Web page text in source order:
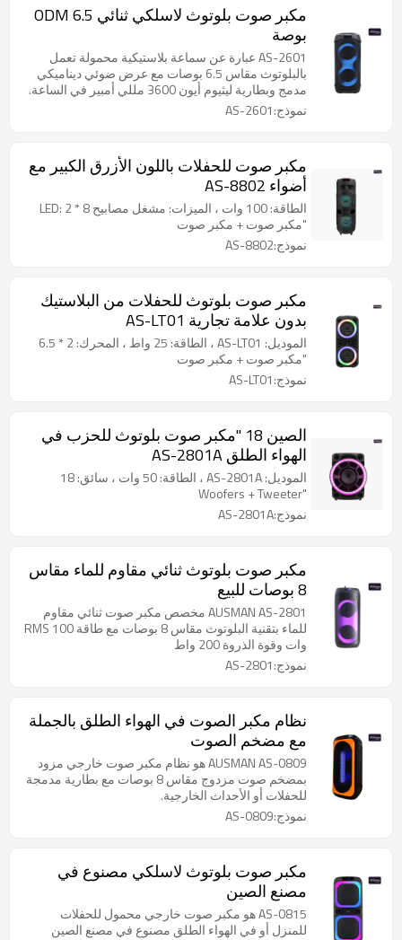
مكبر صوت بلوتوث لاسلكي ثنائي ODM 6.5
بوصة
AS-2601 عبارة عن سماعة بلاستيكية محمولة تعمل
بالبلوتوث مقاس 6.5 بوصات مع عرض ضوئي ديناميكي
مدمج وبطارية ليثيوم أيون 3600 مللي أمبير في الساعة.
نموذج:AS-2601
مكبر صوت للحفلات باللون الأزرق الكبير مع
أضواء AS-8802
الطاقة: 100 وات ، الميزات: مشغل مصابيح LED: 2 * 8
"مكبر صوت + مكبر صوت
نموذج:AS-8802
مكبر صوت بلوتوث للحفلات من البلاستيك
بدون علامة تجارية AS-LT01
الموديل: AS-LT01 ، الطاقة: 25 واط ، المحرك: 2 * 6.5
"مكبر صوت + مكبر صوت
نموذج:AS-LT01
الصين 18 "مكبر صوت بلوتوث للحزب في
الهواء الطلق AS-2801A
الموديل: AS-2801A ، الطاقة: 50 وات ، سائق: 18
"Woofers + Tweeter
نموذج:AS-2801A
مكبر صوت بلوتوث ثنائي مقاوم للماء مقاس
8 بوصات للبيع
AUSMAN AS-2801 مخصص مكبر صوت ثنائي مقاوم
للماء بتقنية البلوتوث مقاس 8 بوصات مع طاقة RMS 100
وات وقوة الذروة 200 واط
نموذج:AS-2801
نظام مكبر الصوت في الهواء الطلق بالجملة
مع مضخم الصوت
AUSMAN AS-0809 هو نظام مكبر صوت خارجي مزود
بمضخم صوت مزدوج مقاس 8 بوصات مع بطارية مدمجة
للحفلات أو الأحداث الخارجية.
نموذج:AS-0809
مكبر صوت بلوتوث لاسلكي مصنوع في
مصنع الصين
AS-0815 هو مكبر صوت خارجي محمول للحفلات
للمنزل أو في الهواء الطلق مصنوع في مصنع الصين